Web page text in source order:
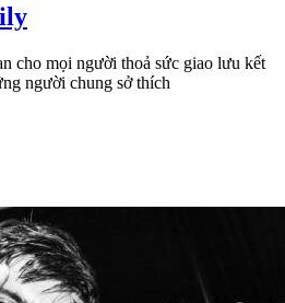
cho mọi người thoả sức giao lưu kết
người chung sở thích